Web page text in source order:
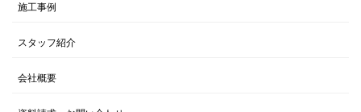
施工事例
スタッフ紹介
会社概要